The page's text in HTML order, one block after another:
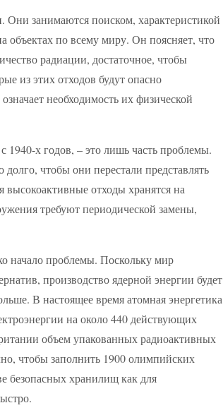
занимаются поиском, характеристикой
объектах по всему миру. Он поясняет, что
радиации, достаточное, чтобы
из этих отходов будут опасно
необходимость их физической
1940-х годов, – это лишь часть проблемы.
чтобы они перестали представлять
высокоактивные отходы хранятся на
требуют периодической замены,
начало проблемы. Поскольку мир
производство ядерной энергии будет
В настоящее время атомная энергетика
на около 440 действующих
объем упакованных радиоактивных
чтобы заполнить 1900 олимпийских
безопасных хранилищ как для